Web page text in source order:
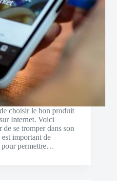
choisir le bon produit
Internet. Voici
se tromper dans son
est important de
pour permettre…